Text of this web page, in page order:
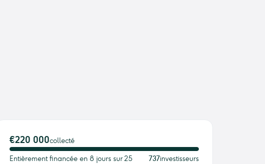
€220 000collecté
Entièrement financée en 8 jours sur 25
737investisseurs